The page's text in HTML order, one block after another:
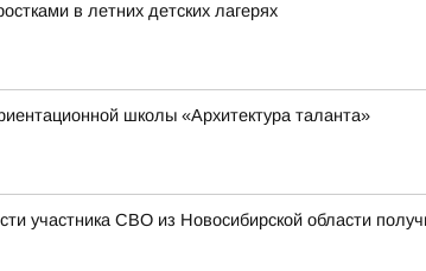
в летних детских лагерях
школы «Архитектура таланта»
участника СВО из Новосибирской области